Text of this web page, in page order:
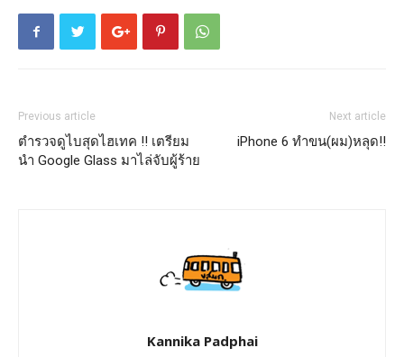
Previous article
ตำรวจดูไบสุดไฮเทค !! เตรียม
นำ Google Glass มาไล่จับผู้ร้าย
Next article
iPhone 6 ทำขน(ผม)หลุด!!
Kannika Padphai